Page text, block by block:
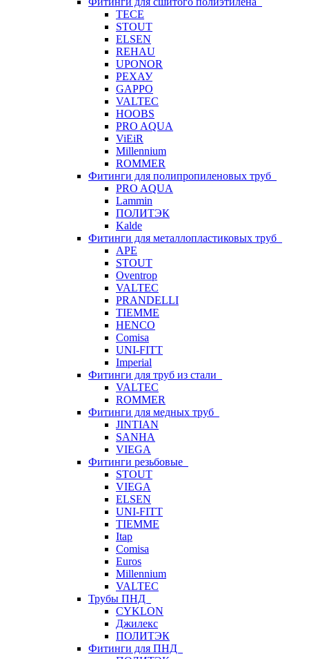
TECE
STOUT
ELSEN
REHAU
UPONOR
РЕХАУ
GAPPO
VALTEC
HOOBS
PRO AQUA
ViEiR
Millennium
ROMMER
Фитинги для полипропиленовых труб
PRO AQUA
Lammin
ПОЛИТЭК
Kalde
Фитинги для металлопластиковых труб
APE
STOUT
Oventrop
VALTEC
PRANDELLI
TIEMME
HENCO
Comisa
UNI-FITT
Imperial
Фитинги для труб из стали
VALTEC
ROMMER
Фитинги для медных труб
JINTIAN
SANHA
VIEGA
Фитинги резьбовые
STOUT
VIEGA
ELSEN
UNI-FITT
TIEMME
Itap
Comisa
Euros
Millennium
VALTEC
Трубы ПНД
CYKLON
Джилекс
ПОЛИТЭК
Фитинги для ПНД